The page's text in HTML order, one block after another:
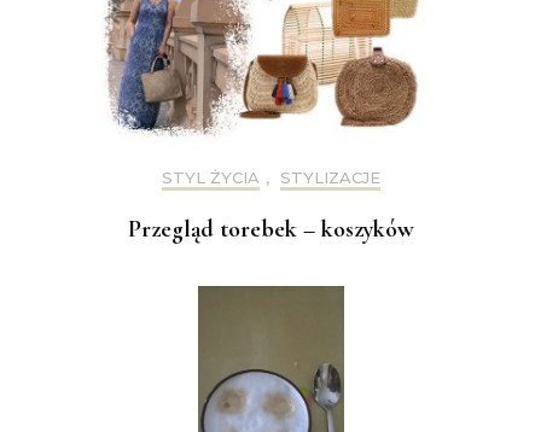
STYL ŻYCIA , STYLIZACJE
Przegląd torebek – koszyków